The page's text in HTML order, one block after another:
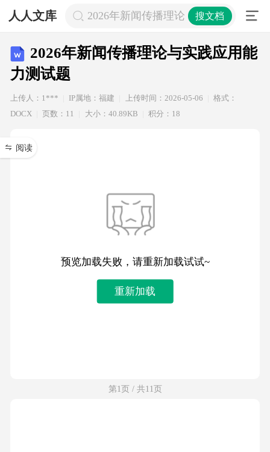
人人文库 2026年新闻传播理论与实践应用能力
搜文档
2026年新闻传播理论与实践应用能
力测试题
上传人：1*** IP属地：福建 上传时间：2026-05-06
格式：
DOCX
页数：11 大小：40.89KB 积分：18
阅读
预览加载失败，请重新加载试试~
重新加载
第1页 / 共11页